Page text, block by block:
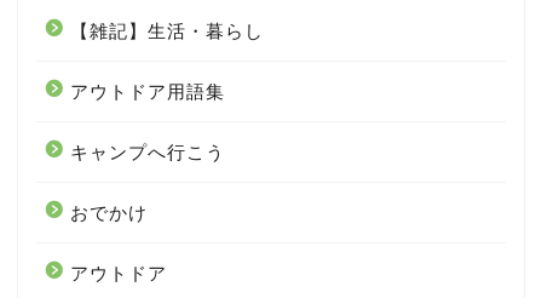
【雑記】生活・暮らし
アウトドア用語集
キャンプへ行こう
おでかけ
アウトドア